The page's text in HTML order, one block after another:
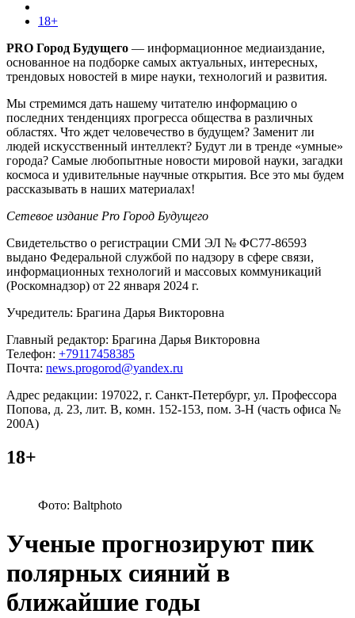
18+
PRO Город Будущего — информационное медиаиздание,
основанное на подборке самых актуальных, интересных,
трендовых новостей в мире науки, технологий и развития.
Мы стремимся дать нашему читателю информацию о
последних тенденциях прогресса общества в различных
областях. Что ждет человечество в будущем? Заменит ли
людей искусственный интеллект? Будут ли в тренде «умные»
города? Самые любопытные новости мировой науки, загадки
космоса и удивительные научные открытия. Все это мы будем
рассказывать в наших материалах!
Сетевое издание Pro Город Будущего
Свидетельство о регистрации СМИ ЭЛ № ФС77-86593
выдано Федеральной службой по надзору в сфере связи,
информационных технологий и массовых коммуникаций
(Роскомнадзор) от 22 января 2024 г.
Учредитель: Брагина Дарья Викторовна
Главный редактор: Брагина Дарья Викторовна
Телефон: +79117458385
Почта: news.progorod@yandex.ru
Адрес редакции: 197022, г. Санкт-Петербург, ул. Профессора
Попова, д. 23, лит. В, комн. 152-153, пом. 3-Н (часть офиса №
200А)
18+
Фото: Baltphoto
Ученые прогнозируют пик
полярных сияний в
ближайшие годы